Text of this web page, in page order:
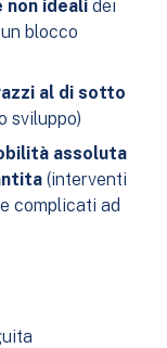
non ideali dei
blocco
al di sotto
sviluppo)
assoluta
(interventi
complicati ad